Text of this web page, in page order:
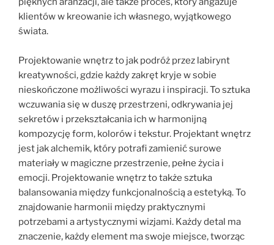
klientów w kreowanie ich własnego, wyjątkowego
świata.
Projektowanie wnętrz to jak podróż przez labirynt
kreatywności, gdzie każdy zakręt kryje w sobie
nieskończone możliwości wyrazu i inspiracji. To sztuka
wczuwania się w duszę przestrzeni, odkrywania jej
sekretów i przekształcania ich w harmonijną
kompozycję form, kolorów i tekstur. Projektant wnętrz
jest jak alchemik, który potrafi zamienić surowe
materiały w magiczne przestrzenie, pełne życia i
emocji. Projektowanie wnętrz to także sztuka
balansowania między funkcjonalnością a estetyką. To
znajdowanie harmonii między praktycznymi
potrzebami a artystycznymi wizjami. Każdy detal ma
znaczenie, każdy element ma swoje miejsce, tworząc